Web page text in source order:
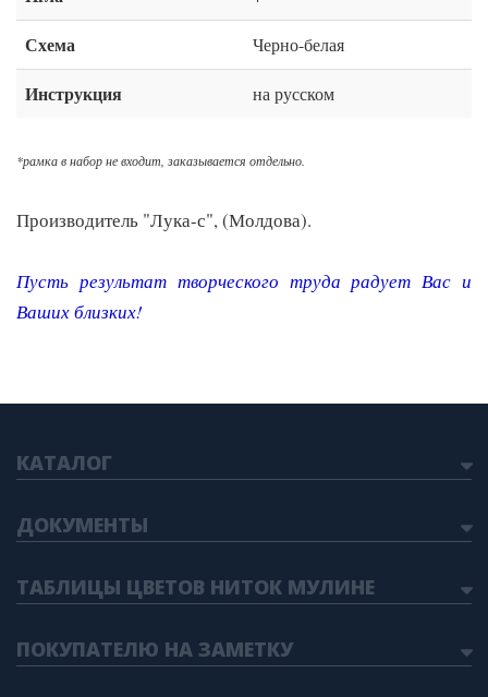
Схема Черно-белая
Инструкция на русском
*рамка в набор не входит, заказывается отдельно.
Производитель "Лука-с", (Молдова).
Пусть результат творческого труда радует Вас и
Ваших близких!
КАТАЛОГ
ДОКУМЕНТЫ
ТАБЛИЦЫ ЦВЕТОВ НИТОК МУЛИНЕ
ПОКУПАТЕЛЮ НА ЗАМЕТКУ